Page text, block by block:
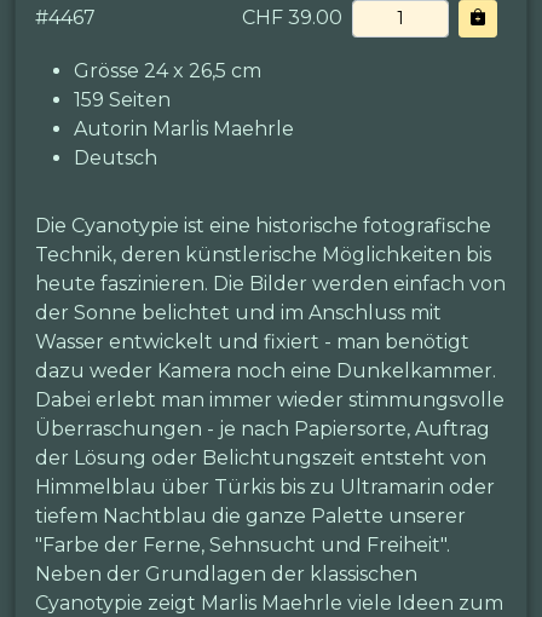
#4467 CHF 39.00
Grösse 24 x 26,5 cm
159 Seiten
Autorin Marlis Maehrle
Deutsch
Die Cyanotypie ist eine historische fotografische
Technik, deren künstlerische Möglichkeiten bis
heute faszinieren. Die Bilder werden einfach von
der Sonne belichtet und im Anschluss mit
Wasser entwickelt und fixiert - man benötigt
dazu weder Kamera noch eine Dunkelkammer.
Dabei erlebt man immer wieder stimmungsvolle
Überraschungen - je nach Papiersorte, Auftrag
der Lösung oder Belichtungszeit entsteht von
Himmelblau über Türkis bis zu Ultramarin oder
tiefem Nachtblau die ganze Palette unserer
"Farbe der Ferne, Sehnsucht und Freiheit".
Neben der Grundlagen der klassischen
Cyanotypie zeigt Marlis Maehrle viele Ideen zum